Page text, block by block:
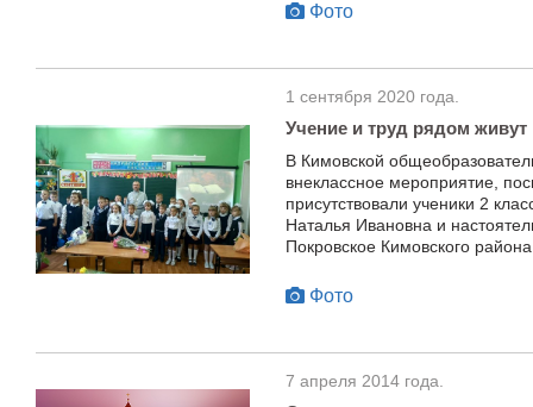
Фото
1 сентября 2020 года.
Учение и труд рядом живут
В Кимовской
внеклассное мероприятие,
присутствовали ученики 2
Наталья Ивановна и
Покровское Кимовского
Фото
7 апреля 2014 года.